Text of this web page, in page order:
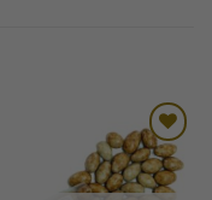
Toevoegen
aan
verlanglijst